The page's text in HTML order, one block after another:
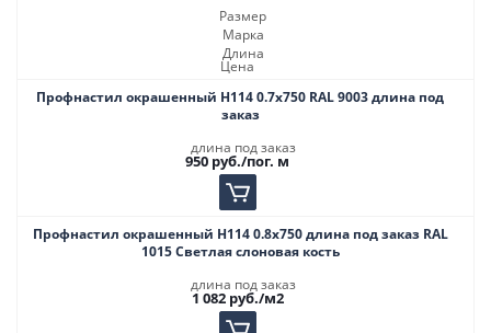
Размер
Марка
Длина
Цена
Профнастил окрашенный Н114 0.7х750 RAL 9003 длина под
заказ
длина под заказ
950 руб./пог. м
Профнастил окрашенный Н114 0.8х750 длина под заказ RAL
1015 Светлая слоновая кость
длина под заказ
1 082руб./м2